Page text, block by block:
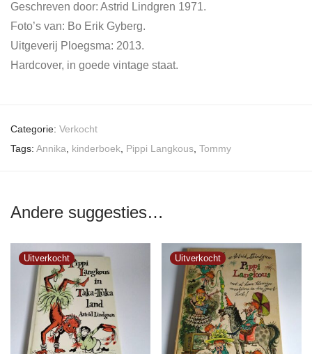
Geschreven door: Astrid Lindgren 1971.
Foto’s van: Bo Erik Gyberg.
Uitgeverij Ploegsma: 2013.
Hardcover, in goede vintage staat.
Categorie: Verkocht
Tags: Annika kinderboek Pippi Langkous Tommy
Andere suggesties…